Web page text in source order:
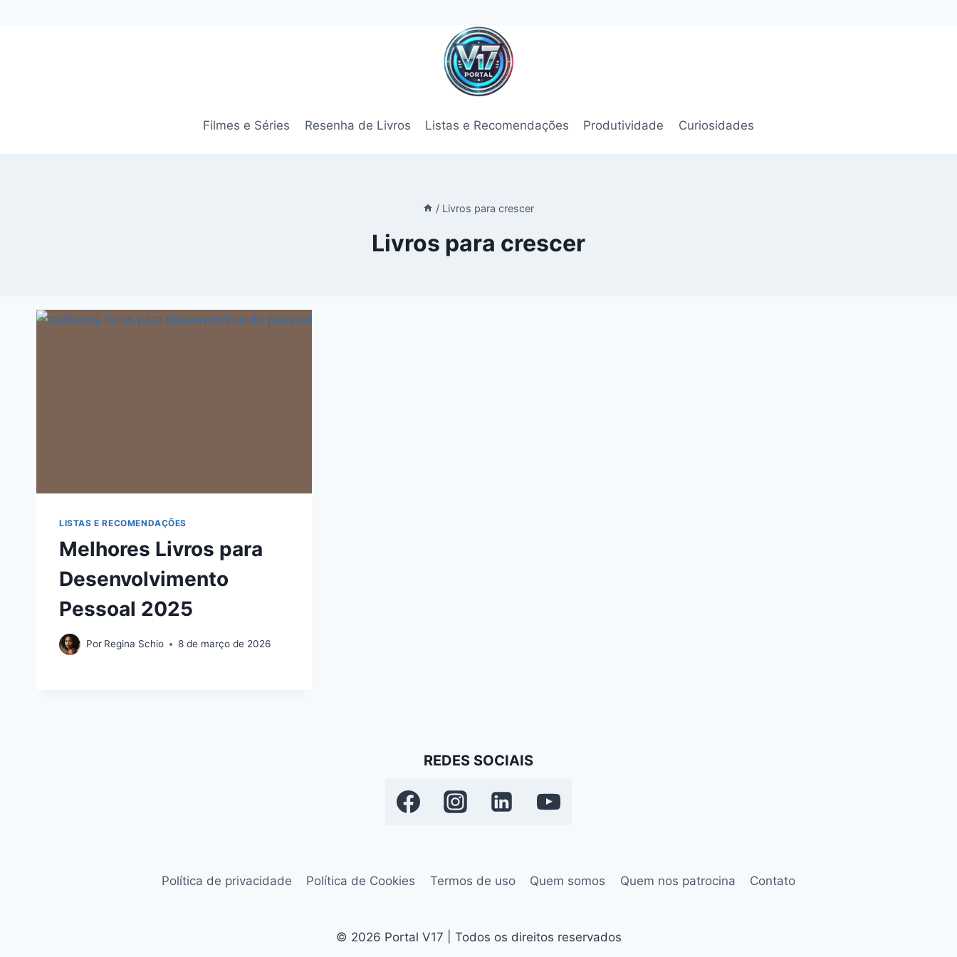
Filmes e Séries Resenha de Livros Listas e Recomendações Produtividade Curiosidades
/ Livros para crescer
Livros para crescer
LISTAS E RECOMENDAÇÕES
Melhores Livros para
Desenvolvimento
Pessoal 2025
Por Regina Schio 8 de março de 2026
REDES SOCIAIS
Política de privacidade Política de Cookies Termos de uso Quem somos Quem nos patrocina Contato
© 2026 Portal V17 | Todos os direitos reservados